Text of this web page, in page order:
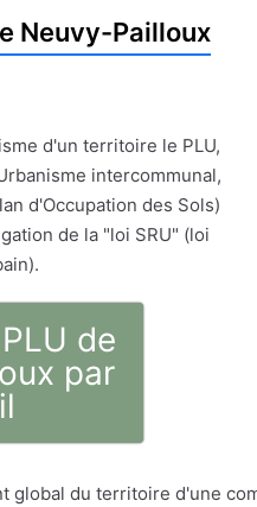
Neuvy-Pailloux
d'un territoire le PLU,
intercommunal,
d'Occupation des Sols)
de la "loi SRU" (loi
de
par
global du territoire d'une